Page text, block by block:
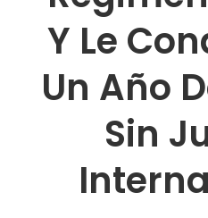
Y Le
Un Año
Sin